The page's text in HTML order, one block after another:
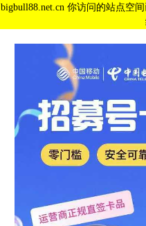
bigbull88.net.cn 你访问的站点空